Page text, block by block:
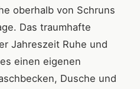
oberhalb von Schruns
Das traumhafte
Jahreszeit Ruhe und
einen eigenen
Dusche und